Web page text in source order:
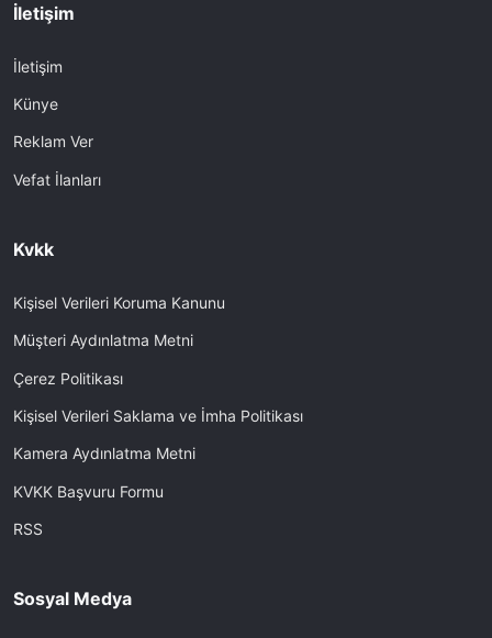
İletişim
İletişim
Künye
Reklam Ver
Vefat İlanları
Kvkk
Kişisel Verileri Koruma Kanunu
Müşteri Aydınlatma Metni
Çerez Politikası
Kişisel Verileri Saklama ve İmha Politikası
Kamera Aydınlatma Metni
KVKK Başvuru Formu
RSS
Sosyal Medya